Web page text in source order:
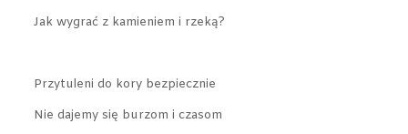
Jak wygrać z kamieniem i rzeką?
Przytuleni do kory bezpiecznie
Nie dajemy się burzom i czasom